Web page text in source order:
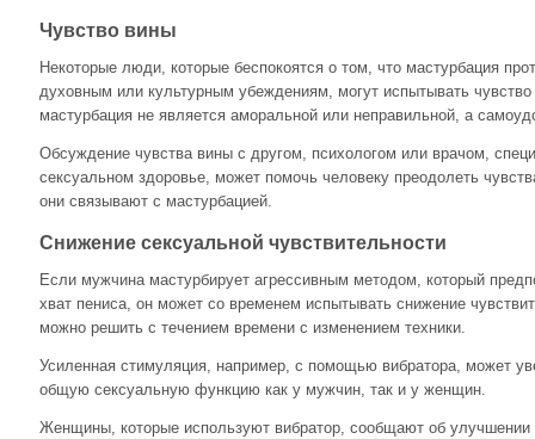
Чувство вины
Некоторые люди, которые беспокоятся о том, что мастурбация
духовным или культурным убеждениям, могут испытывать
мастурбация не является аморальной или неправильной, а
Обсуждение чувства вины с другом, психологом или врачом,
сексуальном здоровье, может помочь человеку преодолеть
они связывают с мастурбацией.
Снижение сексуальной чувствительности
Если мужчина мастурбирует агрессивным методом, который
хват пениса, он может со временем испытывать снижение
можно решить с течением времени с изменением техники.
Усиленная стимуляция, например, с помощью вибратора, может
общую сексуальную функцию как у мужчин, так и у женщин.
Женщины, которые используют вибратор, сообщают об улучшении